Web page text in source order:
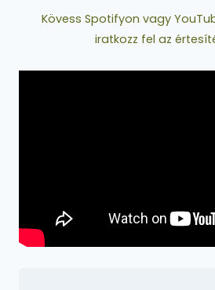
Kövess Spotifyon vagy
iratkozz fel az